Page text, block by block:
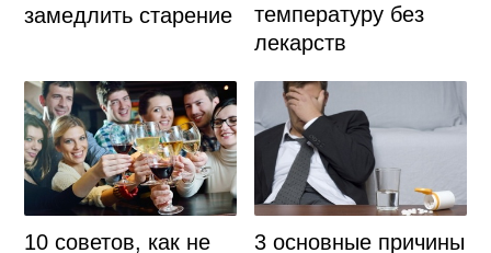
замедлить старение
температуру без
лекарств
10 советов, как не
3 основные причины